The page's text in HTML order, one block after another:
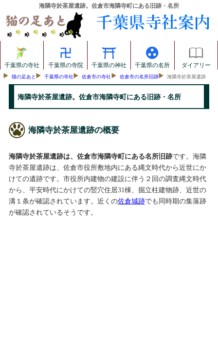
海隣寺於茶屋遺跡。佐倉市海隣寺町にある旧跡・名所
千葉県の寺社 千葉県の寺院 千葉県の神社 千葉県の名所 ダイアリー
猫の足あと 千葉県の寺社 佐倉市の寺社 佐倉市の名所旧跡 海隣寺於茶屋遺跡
海隣寺於茶屋遺跡。佐倉市海隣寺町にある旧跡・名所
海隣寺於茶屋遺跡の概要
海隣寺於茶屋遺跡は、佐倉市海隣寺町にある名所旧跡です。海隣
寺於茶屋遺跡は、佐倉市役所敷地内にある縄文時代から近世にか
けての遺跡です。市役所内建物の建設に伴う２回の調査縄文時代
から、平安時代にかけての竪穴住居31棟、掘立柱建物跡、近世の
溝１条が確認されています。近くの佐倉城跡でも同時期の集落跡
が確認されているそうです。